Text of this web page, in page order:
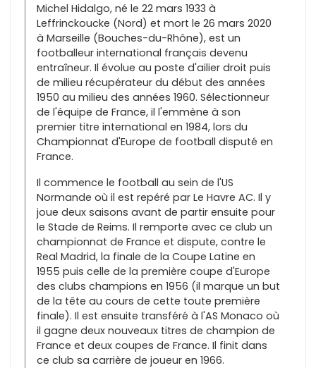
Michel Hidalgo, né le 22 mars 1933 à
Leffrinckoucke (Nord) et mort le 26 mars 2020
à Marseille (Bouches-du-Rhône), est un
footballeur international français devenu
entraîneur. Il évolue au poste d'ailier droit puis
de milieu récupérateur du début des années
1950 au milieu des années 1960. Sélectionneur
de l'équipe de France, il l'emmène à son
premier titre international en 1984, lors du
Championnat d'Europe de football disputé en
France.
Il commence le football au sein de l'US
Normande où il est repéré par Le Havre AC. Il y
joue deux saisons avant de partir ensuite pour
le Stade de Reims. Il remporte avec ce club un
championnat de France et dispute, contre le
Real Madrid, la finale de la Coupe Latine en
1955 puis celle de la première coupe d'Europe
des clubs champions en 1956 (il marque un but
de la tête au cours de cette toute première
finale). Il est ensuite transféré à l'AS Monaco où
il gagne deux nouveaux titres de champion de
France et deux coupes de France. Il finit dans
ce club sa carrière de joueur en 1966.